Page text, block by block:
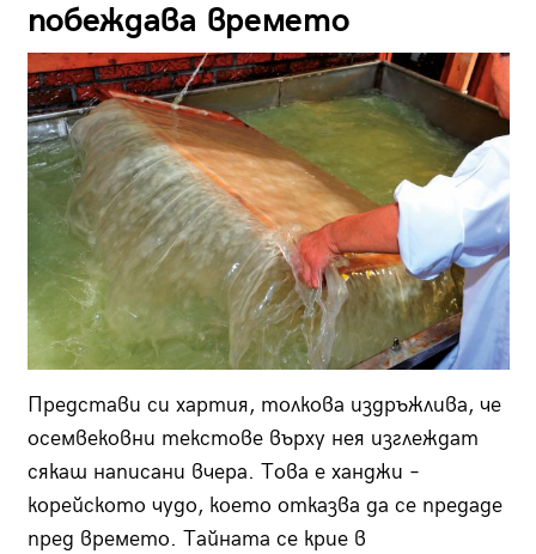
побеждава времето
Представи си хартия, толкова издръжлива, че
осемвековни текстове върху нея изглеждат
сякаш написани вчера. Това е ханджи –
корейското чудо, което отказва да се предаде
пред времето. Тайната се крие в